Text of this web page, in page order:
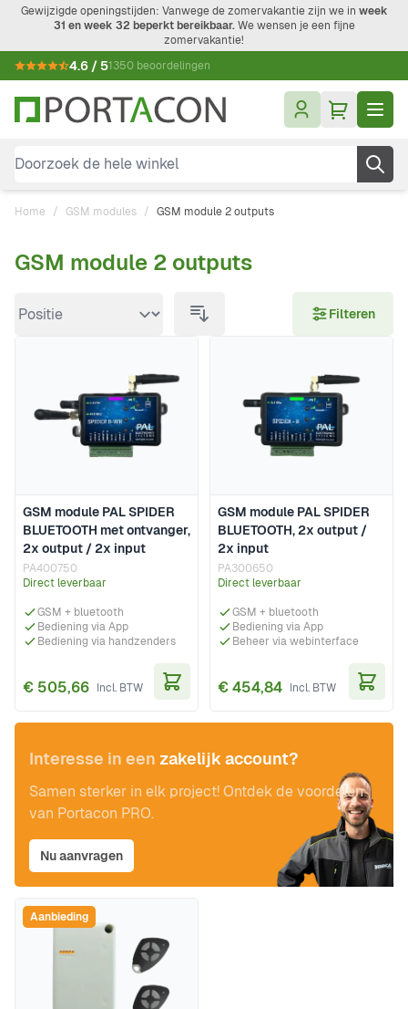
Ga naar de inhoud
Gewijzigde openingstijden: Vanwege de zomervakantie zijn we in week
31 en week 32 beperkt bereikbaar.We wensen je een fijne
zomervakantie!
4.6 / 51350 beoordelingen
Doorzoek de hele winkel
Home / GSM modules / GSM module 2 outputs
Doorgaan naar productlijst
GSM module 2 outputs
Filteren
GSM module PAL SPIDER
BLUETOOTH met ontvanger,
2x output / 2x input
PA400750
Direct leverbaar
GSM + bluetooth
Bediening via App
Bediening via handzenders
€ 505,66
GSM module PAL SPIDER
BLUETOOTH, 2x output /
2x input
PA300650
Direct leverbaar
GSM + bluetooth
Bediening via App
Beheer via webinterface
€ 454,84
Aanbieding
Interesse in een zakelijk account?
Samen sterker in elk project! Ontdek de voordelen
van Portacon PRO.
Nu aanvragen